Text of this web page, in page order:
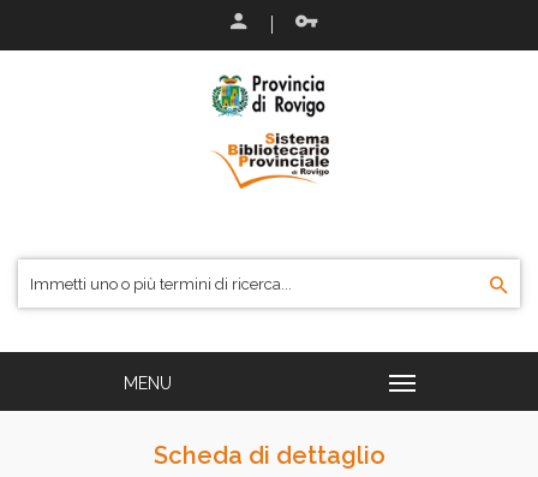
Scheda di dettaglio